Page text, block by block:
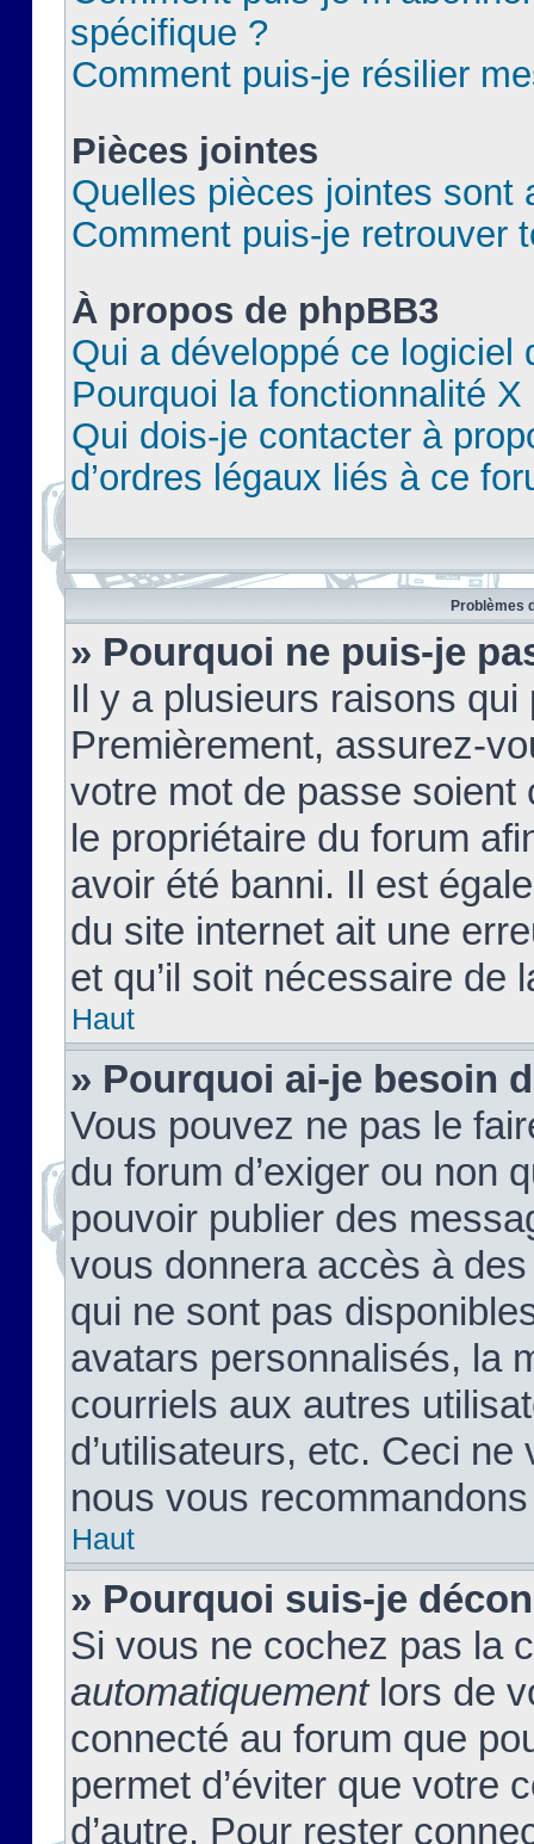
spécifique ?
Comment puis-je résilier
Pièces jointes
Quelles pièces jointes sont
Comment puis-je retrouver
À propos de phpBB3
Qui a développé ce logiciel
Pourquoi la fonctionnalité X
Qui dois-je contacter à
d’ordres légaux liés à ce
Problèmes
» Pourquoi ne puis-je
Il y a plusieurs raisons
Premièrement, assurez-
votre mot de passe soient
le propriétaire du forum
avoir été banni. Il est
du site internet ait une
et qu’il soit nécessaire de
Haut
» Pourquoi ai-je besoin
Vous pouvez ne pas le
du forum d’exiger ou non
pouvoir publier des
vous donnera accès à
qui ne sont pas
avatars personnalisés, la
courriels aux autres
d’utilisateurs, etc. Ceci
nous vous
Haut
» Pourquoi suis-je
Si vous ne cochez pas la
automatiquementlors de
connecté au forum que
permet d’éviter que votre
d’autre. Pour rester